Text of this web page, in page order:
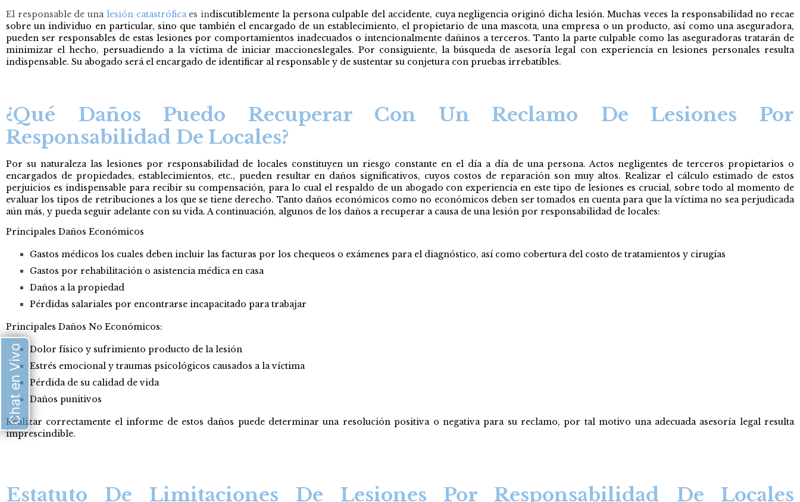
El responsable de una lesión catastróficaes indiscutiblemente la persona culpable del accidente, cuya negligencia originó dicha lesión. Muchas veces la responsabilidad no recae
sobre un individuo en particular, sino que también el encargado de un establecimiento, el propietario de una mascota, una empresa o un producto, así como una aseguradora,
pueden ser responsables de estas lesiones por comportamientos inadecuados o intencionalmente dañinos a terceros. Tanto la parte culpable como las aseguradoras tratarán de
minimizar el hecho, persuadiendo a la víctima de iniciar maccioneslegales. Por consiguiente, la búsqueda de asesoría legal con experiencia en lesiones personales resulta
indispensable. Su abogado será el encargado de identificar al responsable y de sustentar su conjetura con pruebas irrebatibles.
¿Qué Daños Puedo Recuperar Con Un Reclamo De Lesiones Por
Responsabilidad De Locales?
Por su naturaleza las lesiones por responsabilidad de locales constituyen un riesgo constante en el día a día de una persona. Actos negligentes de terceros propietarios o
encargados de propiedades, establecimientos, etc., pueden resultar en daños significativos, cuyos costos de reparación son muy altos. Realizar el cálculo estimado de estos
perjuicios es indispensable para recibir su compensación, para lo cual el respaldo de un abogado con experiencia en este tipo de lesiones es crucial, sobre todo al momento de
evaluar los tipos de retribuciones a los que se tiene derecho. Tanto daños económicos como no económicos deben ser tomados en cuenta para que la víctima no sea perjudicada
aún más, y pueda seguir adelante con su vida. A continuación, algunos de los daños a recuperar a causa de una lesión por responsabilidad de locales:
Principales Daños Económicos
Gastos médicos los cuales deben incluir las facturas por los chequeos o exámenes para el diagnóstico, así como cobertura del costo de tratamientos y cirugías
Gastos por rehabilitación o asistencia médica en casa
Daños a la propiedad
Pérdidas salariales por encontrarse incapacitado para trabajar
Principales Daños No Económicos:
Dolor físico y sufrimiento producto de la lesión
Estrés emocional y traumas psicológicos causados a la víctima
Pérdida de su calidad de vida
Daños punitivos
Realizar correctamente el informe de estos daños puede determinar una resolución positiva o negativa para su reclamo, por tal motivo una adecuada asesoría legal resulta
imprescindible.
Estatuto De Limitaciones De Lesiones Por Responsabilidad De Locales
Chat en Vivo